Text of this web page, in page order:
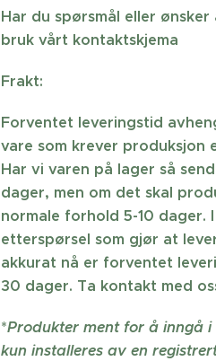
Har du spørsmål eller
bruk vårt kontaktskjema
Frakt:
Forventet leveringstid
vare som krever produksjon
Har vi varen på lager så
dager, men om det skal
normale forhold 5-10
etterspørsel som gjør at
akkurat nå er forventet
30 dager. Ta kontakt med
*Produkter ment for å inngå
kun installeres av en